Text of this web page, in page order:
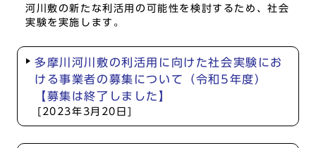
河川敷の新たな利活用の可能性を検討するため、社会
実験を実施します。
多摩川河川敷の利活用に向けた社会実験にお
ける事業者の募集について（令和5年度）
【募集は終了しました】
[2023年3月20日]